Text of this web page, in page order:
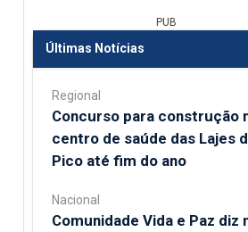
PUB
Últimas Notícias
Regional
Concurso para construção
centro de saúde das Lajes
Pico até fim do ano
Nacional
Comunidade Vida e Paz diz